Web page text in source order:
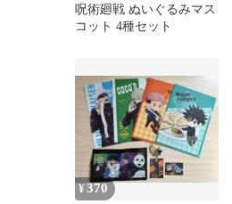
呪術廻戦 ぬいぐるみマス
コット 4種セット
¥370